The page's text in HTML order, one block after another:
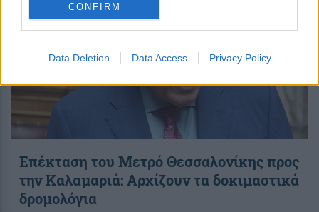
CONFIRM
Data Deletion Data Access Privacy Policy
Επέκταση του Μετρό Θεσσαλονίκης προς
την Καλαμαριά: Αρχίζουν τα δοκιμαστικά
δρομολόγια